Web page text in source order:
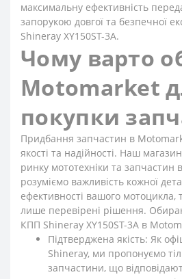
максимальну ефективність
запорукою довгої та безпечної
Shineray XY150ST-3A.
Чому варто
Motomarket
покупки
Придбання запчастин в
якості та надійності. Наш
ринку мототехніки та запчастин
розуміємо важливість кожної
ефективності вашого
лише перевірені рішення.
КПП Shineray XY150ST-3A в
Підтверджена якість: Як
Shineray, ми пропонуємо
запчастини, що